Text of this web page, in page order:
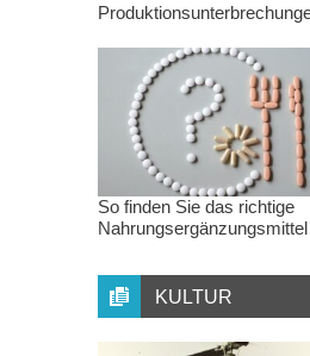
So finden Sie das richtige
Nahrungsergänzungsmittel
KULTUR